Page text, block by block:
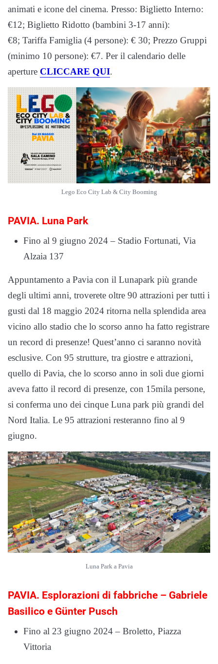
animati e icone del cinema. Presso: Biglietto Interno:
€12; Biglietto Ridotto (bambini 3-17 anni):
€8; Tariffa Famiglia (4 persone): € 30; Prezzo Gruppi
(minimo 10 persone): €7. Per il calendario delle
aperture CLICCARE QUI.
Lego Eco City Lab & City Booming
PAVIA. Luna Park
Fino al 9 giugno 2024 – Stadio Fortunati, Via
Alzaia 137
Appuntamento a Pavia con il Lunapark più grande
degli ultimi anni, troverete oltre 90 attrazioni per tutti i
gusti dal 18 maggio 2024 ritorna nella splendida area
vicino allo stadio che lo scorso anno ha fatto registrare
un record di presenze! Quest’anno ci saranno novità
esclusive. Con 95 strutture, tra giostre e attrazioni,
quello di Pavia, che lo scorso anno in soli due giorni
aveva fatto il record di presenze, con 15mila persone,
si conferma uno dei cinque Luna park più grandi del
Nord Italia. Le 95 attrazioni resteranno fino al 9
giugno.
Luna Park a Pavia
PAVIA. Esplorazioni di fabbriche – Gabriele
Basilico e Günter Pusch
Fino al 23 giugno 2024 – Broletto, Piazza
Vittoria